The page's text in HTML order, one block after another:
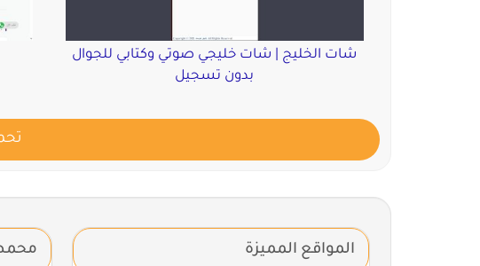
شات الخليج | شات خليجي صوتي وكتابي للجوال
بدون تسجيل
المواقع المميزة